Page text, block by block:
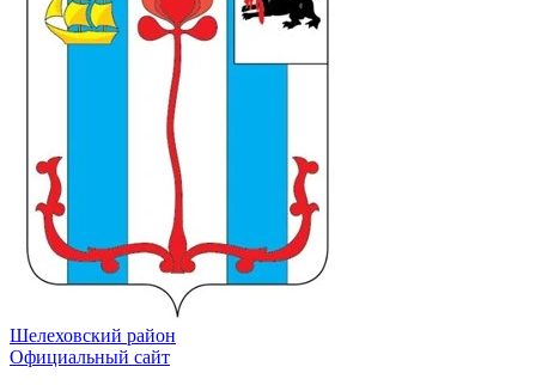
Шелеховский район
Официальный сайт